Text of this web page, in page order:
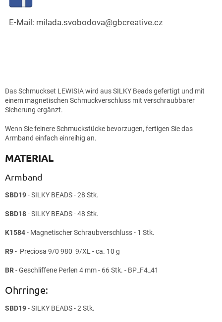
E-Mail: milada.svobodova@gbcreative.cz
Das Schmuckset LEWISIA wird aus SILKY Beads gefertigt und mit
einem magnetischen Schmuckverschluss mit verschraubbarer
Sicherung ergänzt.
Wenn Sie feinere Schmuckstücke bevorzugen, fertigen Sie das
Armband einfach einreihig an.
MATERIAL
Armband
SBD19- SILKY BEADS - 28 Stk.
SBD18- SILKY BEADS - 48 Stk.
K1584- Magnetischer Schraubverschluss - 1 Stk.
R9- Preciosa 9/0 980_9/XL - ca. 10 g
BR- Geschliffene Perlen 4 mm - 66 Stk. - BP_F4_41
Ohrringe:
SBD19- SILKY BEADS - 2 Stk.